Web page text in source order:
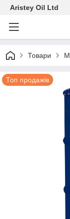
Aristey Oil Ltd
Товари
Топ продажів